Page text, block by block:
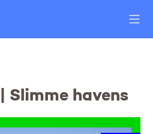
Slimme havens